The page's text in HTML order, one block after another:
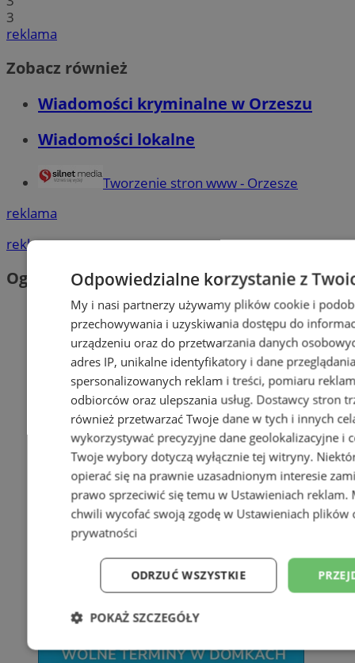
3
reklama
Zobacz również
Wiadomości kryminalne w Orzeszu
Wiadomości lokalne
Tworzenie stron www - Orzesze
reklama
reklama
OgłoszeniaOdpowiedzialne korzystanie z
My i nasi partnerzy używamy plików cookie i
przechowywania i uzyskiwania dostępu do
urządzeniu oraz do przetwarzania danych
adres IP, unikalne identyfikatory i dane
spersonalizowanych reklam i treści, pomiaru
odbiorców oraz ulepszania usług. Dostawcy stron
również przetwarzać Twoje dane w tych i innych
wykorzystywać precyzyjne dane geolokalizacyjne i
Twoje wybory dotyczą wyłącznie tej witryny.
opierać się na prawnie uzasadnionym interesie
prawo sprzeciwić się temu w Ustawieniach reklam.
chwili wycofać swoją zgodę w Ustawieniach plików
prywatności
ODRZUĆ WSZYSTKIE
POKAŻ SZCZEGÓŁY
Niezbędne Wydajność